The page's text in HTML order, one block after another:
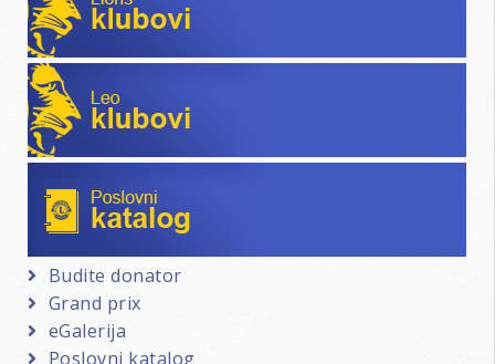
Leo klubovi
Budite donator
Grand prix
eGalerija
Poslovni katalog